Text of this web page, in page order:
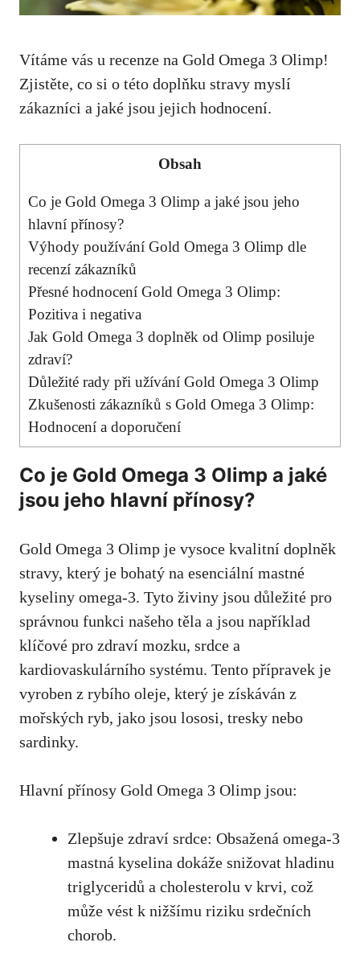
Vítáme vás u recenze na Gold Omega 3 Olimp!
Zjistěte, co si o této doplňku stravy myslí
zákazníci a jaké jsou jejich hodnocení.
Obsah
Co je Gold Omega 3 Olimp a jaké jsou jeho
hlavní přínosy?
Výhody používání Gold Omega 3 Olimp dle
recenzí zákazníků
Přesné hodnocení Gold Omega 3 Olimp:
Pozitiva i negativa
Jak Gold Omega 3 doplněk od Olimp posiluje
zdraví?
Důležité rady při užívání Gold Omega 3 Olimp
Zkušenosti zákazníků s Gold Omega 3 Olimp:
Hodnocení a doporučení
Co je Gold Omega 3 Olimp a jaké
jsou jeho hlavní přínosy?
Gold Omega 3 Olimp je vysoce kvalitní doplněk
stravy, který je bohatý na esenciální mastné
kyseliny omega-3. Tyto živiny jsou důležité pro
správnou funkci našeho těla a jsou například
klíčové pro zdraví mozku, srdce a
kardiovaskulárního systému. Tento přípravek je
vyroben z rybího oleje, který je získáván z
mořských ryb, jako jsou lososi, tresky nebo
sardinky.
Hlavní přínosy Gold Omega 3 Olimp jsou:
Zlepšuje zdraví srdce: Obsažená omega-3
mastná kyselina dokáže snižovat hladinu
triglyceridů a cholesterolu v krvi, což
může vést k nižšímu riziku srdečních
chorob.